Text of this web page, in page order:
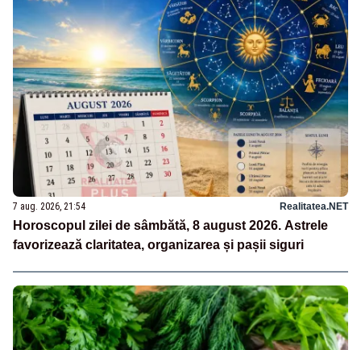
7 aug. 2026, 21:54 Realitatea.NET
Horoscopul zilei de sâmbătă, 8 august 2026. Astrele
favorizează claritatea, organizarea și pașii siguri